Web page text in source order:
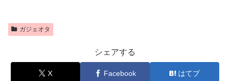
ガジェオタ
シェアする
X Facebook はてブ